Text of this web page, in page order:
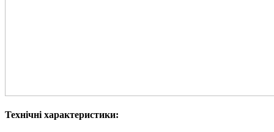
Технічні характеристики: